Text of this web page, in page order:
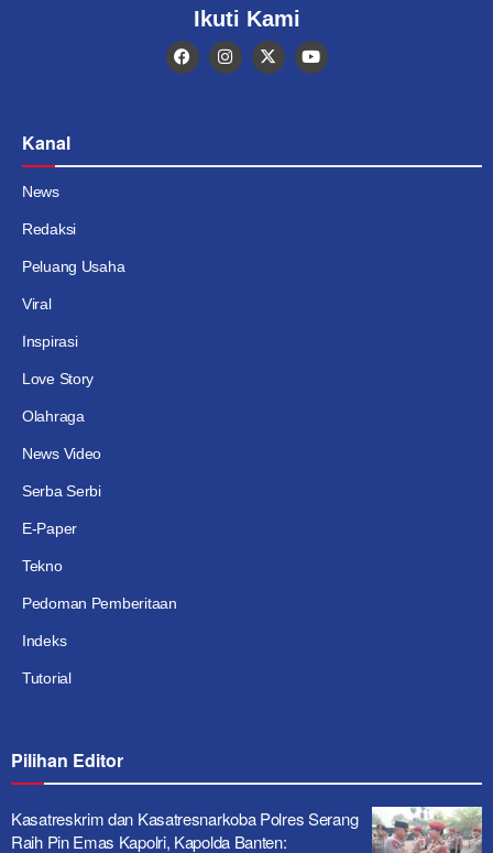
Ikuti Kami
Kanal
News
Redaksi
Peluang Usaha
Viral
Inspirasi
Love Story
Olahraga
News Video
Serba Serbi
E-Paper
Tekno
Pedoman Pemberitaan
Indeks
Tutorial
Pilihan Editor
Kasatreskrim dan Kasatresnarkoba Polres Serang
Raih Pin Emas Kapolri, Kapolda Banten: